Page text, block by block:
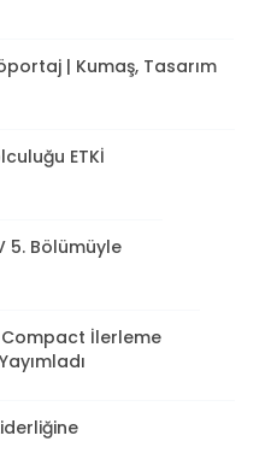
| Kumaş, Tasarım
ETKİ
5. Bölümüyle
Compact İlerleme